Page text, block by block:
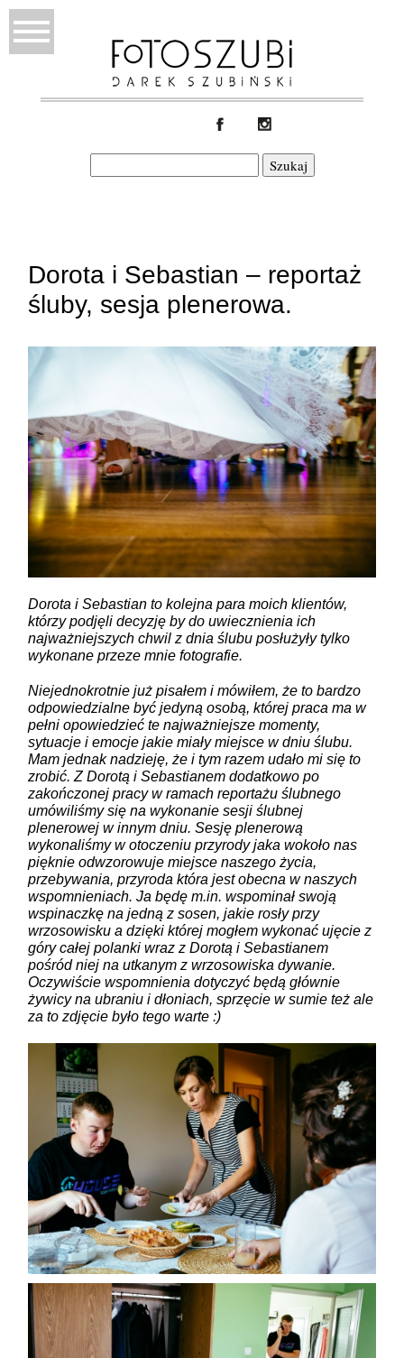
Szukaj:
Dorota i Sebastian – reportaż
śluby, sesja plenerowa.
Dorota i Sebastian to kolejna para moich klientów,
którzy podjęli decyzję by do uwiecznienia ich
najważniejszych chwil z dnia ślubu posłużyły tylko
wykonane przeze mnie fotografie.
Niejednokrotnie już pisałem i mówiłem, że to bardzo
odpowiedzialne być jedyną osobą, której praca ma w
pełni opowiedzieć te najważniejsze momenty,
sytuacje i emocje jakie miały miejsce w dniu ślubu.
Mam jednak nadzieję, że i tym razem udałomi się to
zrobić. Z Dorotą i Sebastianem dodatkowo po
zakończonej pracy w ramach reportażu ślubnego
umówiliśmy się na wykonanie sesji ślubnej
plenerowej w innym dniu. Sesję plenerową
wykonaliśmy w otoczeniu przyrody jaka wokoło nas
pięknie odwzorowuje miejsce naszego życia,
przebywania, przyroda która jest obecna w naszych
wspomnieniach. Ja będę m.in. wspominał swoją
wspinaczkę na jedną z sosen, jakie rosły przy
wrzosowisku a dzięki której mogłem wykonać ujęcie z
góry całej polanki wraz z Dorotą i Sebastianem
pośród niej na utkanym z wrzosowiska dywanie.
Oczywiście wspomnienia dotyczyć będą głównie
żywicy na ubraniu i dłoniach, sprzęcie w sumie też ale
za to zdjęcie było tego warte :)